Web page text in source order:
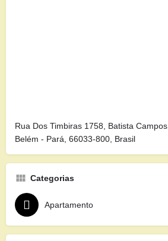
Rua Dos Timbiras 1758, Batista Campos,
Belém - Pará, 66033-800, Brasil
Categorias
Apartamento